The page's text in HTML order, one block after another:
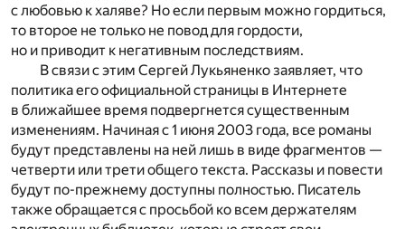
с любовью к халяве? Но если первым можно гордиться,
то второе не только не повод для гордости,
но и приводит к негативным последствиям.
В связи с этим Сергей Лукьяненко заявляет, что
политика его официальной страницы в Интернете
в ближайшее время подвергнется существенным
изменениям. Начиная с 1 июня 2003 года, все романы
будут представлены на ней лишь в виде фрагментов —
четверти или трети общего текста. Рассказы и повести
будут по-прежнему доступны полностью. Писатель
также обращается с просьбой ко всем держателям